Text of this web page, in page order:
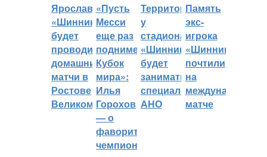
Ярославский
«Шинник»
будет
проводить
домашние
матчи в
Ростове
Великом
«Пусть
Месси
еще раз
поднимет
Кубок
мира»:
Илья
Горохов
— о
фаворитах
чемпионата
Территорией
у
стадиона
«Шинник»
будет
заниматься
специальное
АНО
Память
экс-
игрока
«Шинника»
почтили
на
международном
матче